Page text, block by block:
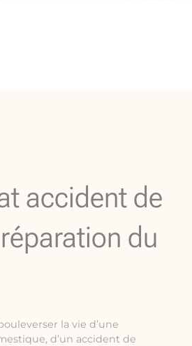
accident de
du
la vie d’une
d’un accident de